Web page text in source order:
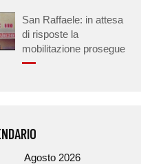
San Raffaele: in attesa
di risposte la
mobilitazione prosegue
Agosto 2026